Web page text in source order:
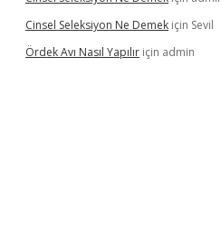
Cinsel Seleksiyon Ne Demek için Sevil
Ördek Avı Nasıl Yapılır için admin